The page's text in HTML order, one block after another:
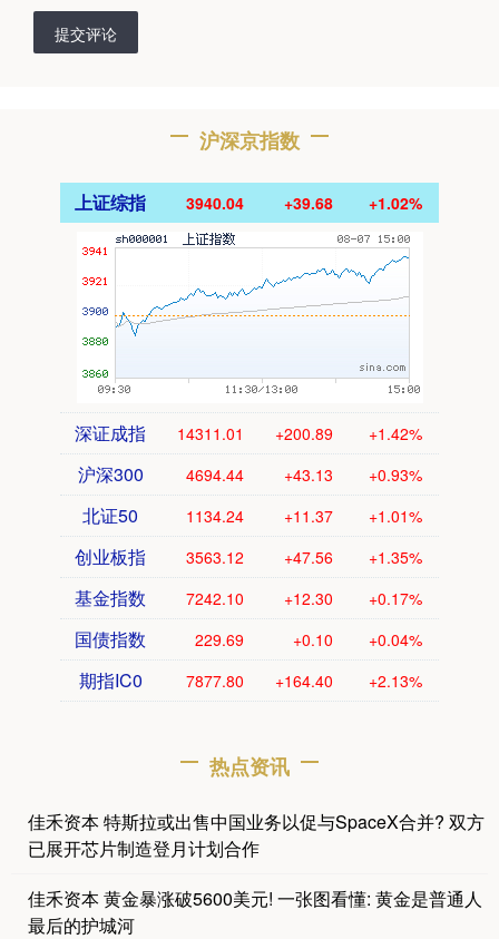
提交评论
沪深京指数
上证综指 3940.04 +39.68 +1.02%
深证成指 14311.01 +200.89 +1.42%
沪深300 4694.44 +43.13 +0.93%
北证50 1134.24 +11.37 +1.01%
创业板指 3563.12 +47.56 +1.35%
基金指数 7242.10 +12.30 +0.17%
国债指数 229.69 +0.10 +0.04%
期指IC0 7877.80 +164.40 +2.13%
热点资讯
佳禾资本 特斯拉或出售中国业务以促与SpaceX合并? 双方
已展开芯片制造登月计划合作
佳禾资本 黄金暴涨破5600美元! 一张图看懂: 黄金是普通人
最后的护城河